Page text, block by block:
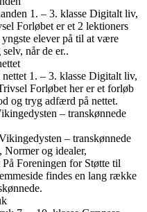
1. – 3. klasse Digitalt liv,
Forløbet er et 2 lektioners
elever på til at være
når de er..
nettet 1. – 3. klasse Digitalt liv,
Forløbet her er et forløb
og tryg adfærd på nettet.
– transkønnede
– transkønnede
Normer og idealer,
På Foreningen for Støtte til
findes en lang række